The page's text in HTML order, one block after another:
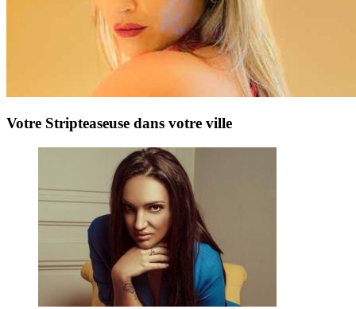
Votre Stripteaseuse dans votre ville